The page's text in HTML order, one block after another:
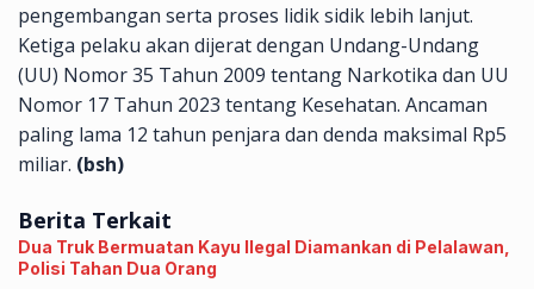
pengembangan serta proses lidik sidik lebih lanjut.
Ketiga pelaku akan dijerat dengan Undang-Undang
(UU) Nomor 35 Tahun 2009 tentang Narkotika dan UU
Nomor 17 Tahun 2023 tentang Kesehatan. Ancaman
paling lama 12 tahun penjara dan denda maksimal Rp5
miliar. (bsh)
Berita Terkait
Dua Truk Bermuatan Kayu Ilegal Diamankan di Pelalawan,
Polisi Tahan Dua Orang